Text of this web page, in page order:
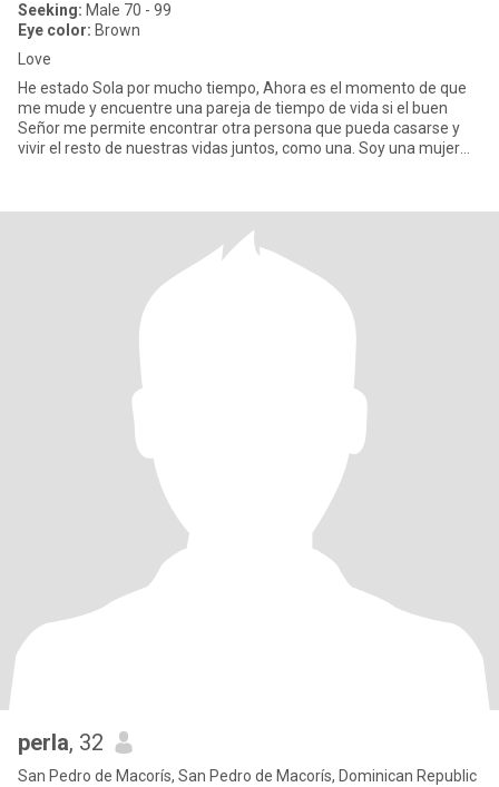
Seeking: Male 70 - 99
Eye color: Brown
Love
He estado Sola por mucho tiempo, Ahora es el momento de que
me mude y encuentre una pareja de tiempo de vida si el buen
Señor me permite encontrar otra persona que pueda casarse y
vivir el resto de nuestras vidas juntos, como una. Soy una mujer
perla, 32
San Pedro de Macorís, San Pedro de Macorís, Dominican Republic